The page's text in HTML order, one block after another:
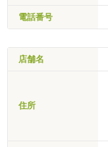
電話番号
店舗名
住所